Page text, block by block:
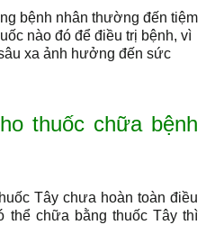
bệnh nhân thường đến tiệm
nào đó để điều trị bệnh, vì
xa ảnh hưởng đến sức
thuốc chữa bệnh
Tây chưa hoàn toàn điều
thể chữa bằng thuốc Tây thì